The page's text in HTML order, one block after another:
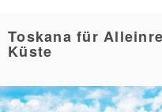
Toskana für
Küste